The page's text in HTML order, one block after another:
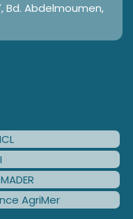
Bd. Abdelmoumen,
AgriMer